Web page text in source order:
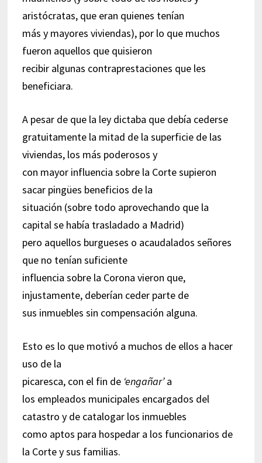
aristócratas, que eran quienes tenían
más y mayores viviendas), por lo que muchos
fueron aquellos que quisieron
recibir algunas contraprestaciones que les
beneficiara.
A pesar de que la ley dictaba que debía cederse
gratuitamente la mitad de la superficie de las
viviendas, los más poderosos y
con mayor influencia sobre la Corte supieron
sacar pingües beneficios de la
situación (sobre todo aprovechando que la
capital se había trasladado a Madrid)
pero aquellos burgueses o acaudalados señores
que no tenían suficiente
influencia sobre la Corona vieron que,
injustamente, deberían ceder parte de
sus inmuebles sin compensación alguna.
Esto es lo que motivó a muchos de ellos a hacer
uso de la
picaresca, con el fin de ‘engañar’a
los empleados municipales encargados del
catastro y de catalogar los inmuebles
como aptos para hospedar a los funcionarios de
la Corte y sus familias.